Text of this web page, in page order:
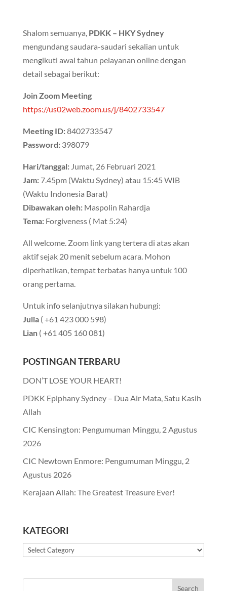
Shalom semuanya, PDKK – HKY Sydney
mengundang saudara-saudari sekalian untuk
mengikuti awal tahun pelayanan online dengan
detail sebagai berikut:
Join Zoom Meeting
https://us02web.zoom.us/j/8402733547
Meeting ID:8402733547
Password:398079
Hari/tanggal:Jumat, 26 Februari 2021
Jam:7.45pm (Waktu Sydney) atau 15:45 WIB
(Waktu Indonesia Barat)
Dibawakan oleh:Maspolin Rahardja
Tema:Forgiveness ( Mat 5:24)
All welcome. Zoom link yang tertera di atas akan
aktif sejak 20 menit sebelum acara. Mohon
diperhatikan, tempat terbatas hanya untuk 100
orang pertama.
Untuk info selanjutnya silakan hubungi:
Julia( +61 423 000 598)
Lian( +61 405 160 081)
POSTINGAN TERBARU
DON’T LOSE YOUR HEART!
PDKK Epiphany Sydney – Dua Air Mata, Satu Kasih
Allah
CIC Kensington: Pengumuman Minggu, 2 Agustus
2026
CIC Newtown Enmore: Pengumuman Minggu, 2
Agustus 2026
Kerajaan Allah: The Greatest Treasure Ever!
KATEGORI
Kategori